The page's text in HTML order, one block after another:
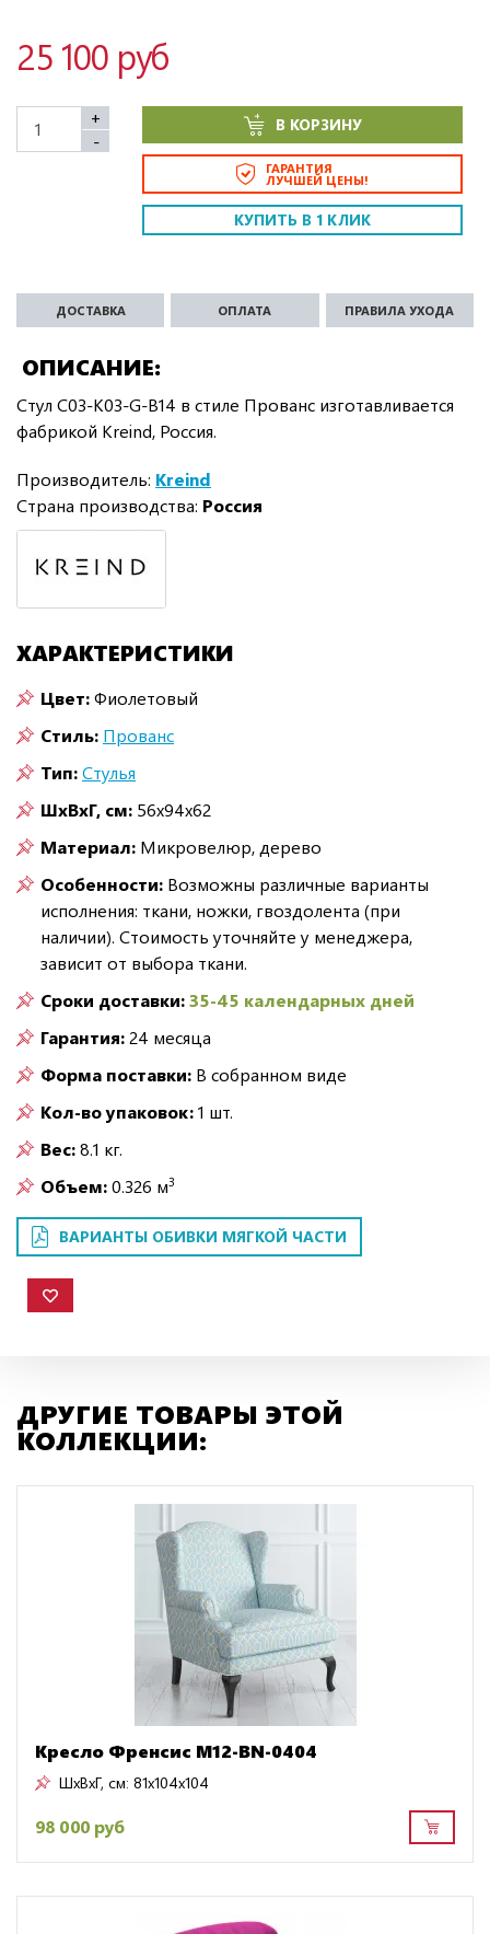
25 100 руб
+
-
В КОРЗИНУ
ГАРАНТИЯ
ЛУЧШЕЙ ЦЕНЫ!
КУПИТЬ В 1 КЛИК
ОПИСАНИЕ
ДОСТАВКА ОПЛАТА ПРАВИЛА УХОДА
Стул C03-K03-G-B14 в стиле Прованс изготавливается
фабрикой Kreind, Россия.
Производитель: Kreind
Страна производства: Россия
ХАРАКТЕРИСТИКИ
Цвет:Фиолетовый
Стиль: Прованс
Тип:Стулья
ШxВxГ, см: 56x94x62
Материал: Микровелюр, дерево
Особенности: Возможны различные варианты
исполнения: ткани, ножки, гвоздолента (при
наличии). Стоимость уточняйте у менеджера,
зависит от выбора ткани.
Сроки доставки:35-45 календарных дней
Гарантия:24 месяца
Форма поставки: В собранном виде
Кол-во упаковок:1 шт.
Вес:8.1 кг.
Объем:0.326 м3
ВАРИАНТЫ ОБИВКИ МЯГКОЙ ЧАСТИ
ДРУГИЕ ТОВАРЫ ЭТОЙ
КОЛЛЕКЦИИ:
Кресло Френсис M12-BN-0404
ШxВxГ, см: 81x104x104
98 000 руб